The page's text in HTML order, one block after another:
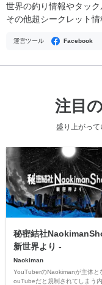
世界の釣り情報やタッ
その他超シークレット情
運営ツール Facebook
注目
盛り上がって
秘密結社
新世界より -
Naokiman
YouTuberのNaokimanが主体と
ouTubeだと規制されてしまう